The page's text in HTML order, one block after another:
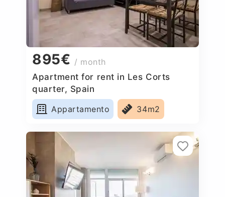
895€ / month
Apartment for rent in Les Corts
quarter, Spain
Appartamento
34m2